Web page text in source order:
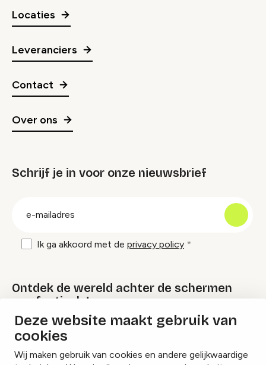
Deze website maakt gebruik van
cookies
Wij maken gebruik van cookies en andere gelijkwaardige
Locaties
Leveranciers
Contact
Over ons
Schrijf je in voor onze nieuwsbrief
Ik ga akkoord met de privacy policy
Ontdek de wereld achter de schermen
van festivals!
Lees onze Festival Specials